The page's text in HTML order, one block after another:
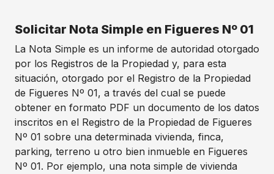
Solicitar Nota Simple en Figueres Nº 01
La Nota Simple es un informe de autoridad otorgado
por los Registros de la Propiedad y, para esta
situación, otorgado por el Registro de la Propiedad
de Figueres Nº 01, a través del cual se puede
obtener en formato PDF un documento de los datos
inscritos en el Registro de la Propiedad de Figueres
Nº 01 sobre una determinada vivienda, finca,
parking, terreno u otro bien inmueble en Figueres
Nº 01. Por ejemplo, una nota simple de vivienda